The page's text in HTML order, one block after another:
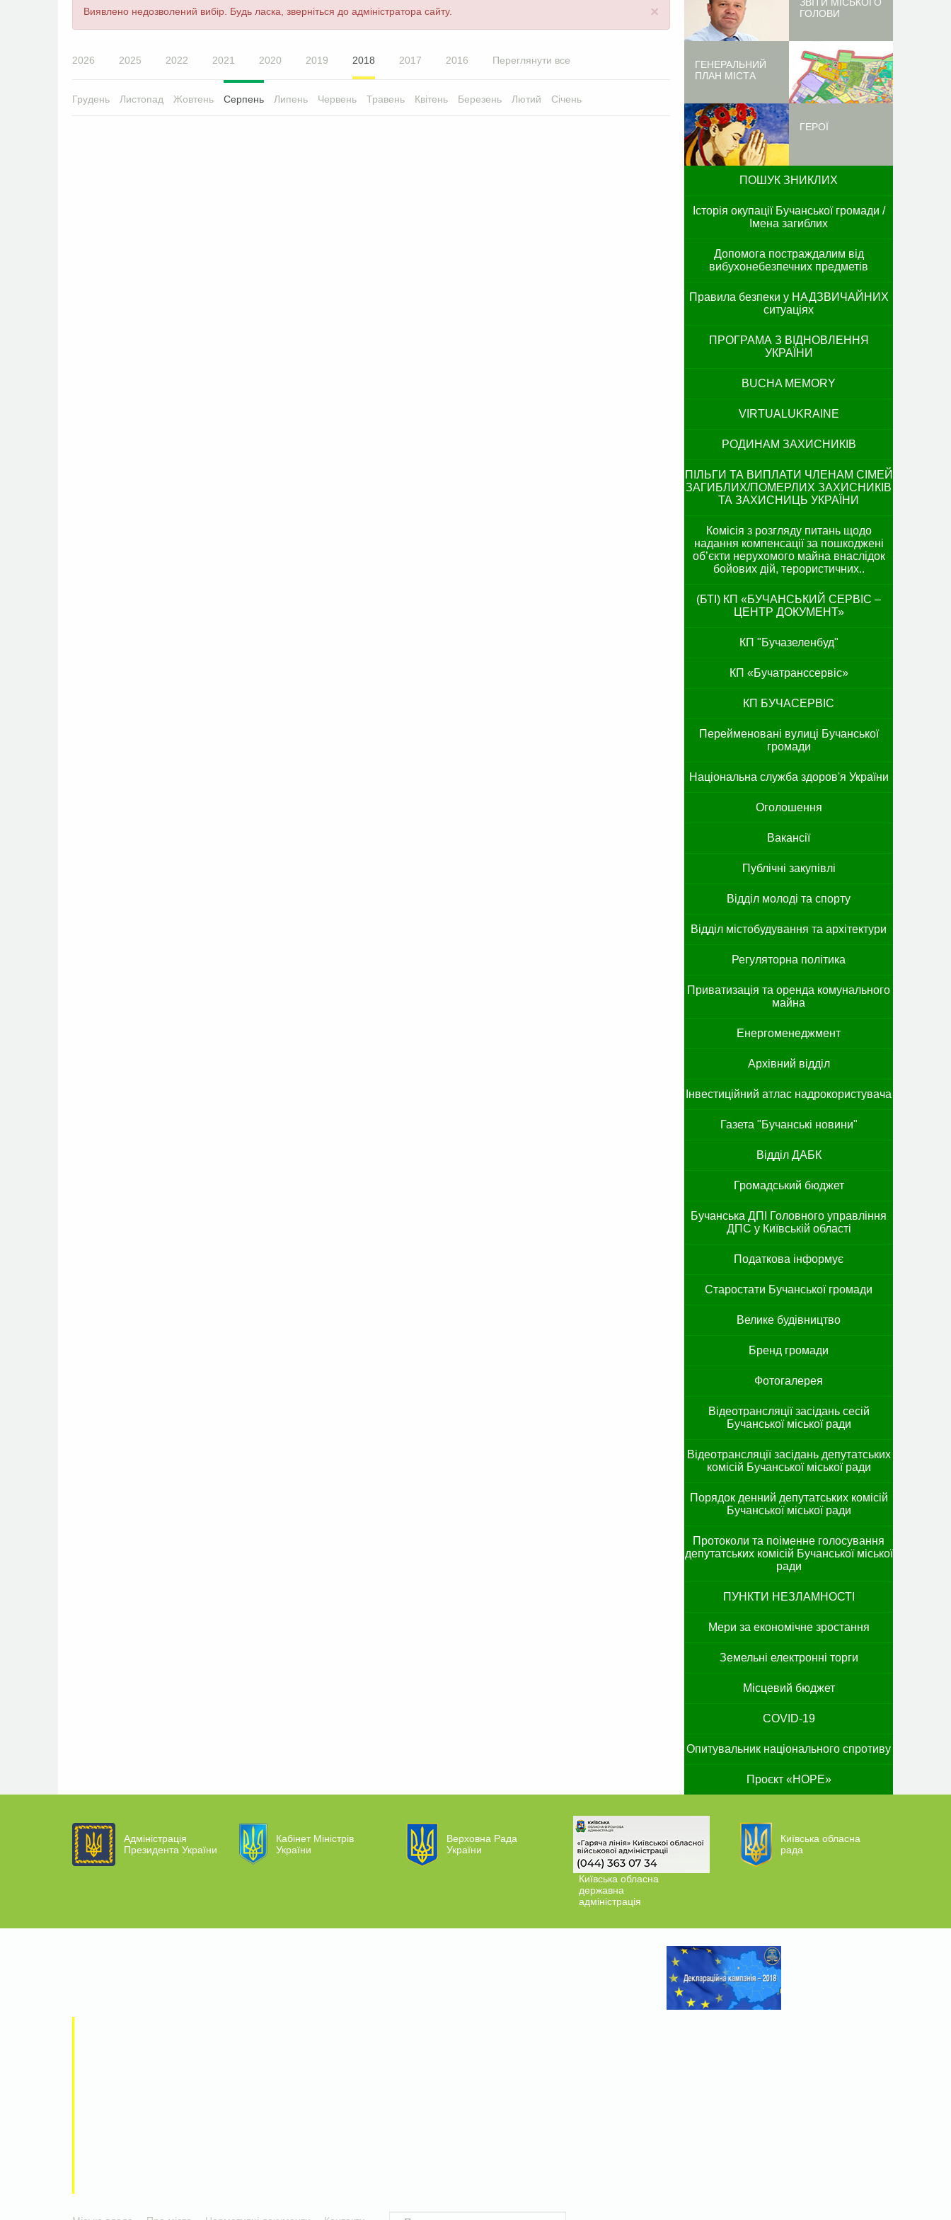
×
Повідомлення
Виявлено недозволений вибір. Будь ласка, зверніться до адміністратора сайту.
2026 2025 2022 2021 2020 2019 2018 2017 2016 Переглянути все
Грудень Листопад Жовтень Серпень Липень Червень Травень Квітень Березень Лютий Січень
ГОЛОВИ
ГЕНЕРАЛЬНИЙ
ПЛАН МІСТА
ГЕРОЇ
ПОШУК ЗНИКЛИХ
Історія окупації Бучанської громади /
Імена загиблих
Допомога постраждалим від
вибухонебезпечних предметів
Правила безпеки у НАДЗВИЧАЙНИХ
ситуаціях
ПРОГРАМА З ВІДНОВЛЕННЯ
УКРАЇНИ
BUCHA MEMORY
VIRTUALUKRAINE
РОДИНАМ ЗАХИСНИКІВ
ПІЛЬГИ ТА ВИПЛАТИ ЧЛЕНАМ СІМЕЙ
ЗАГИБЛИХ/ПОМЕРЛИХ ЗАХИСНИКІВ
ТА ЗАХИСНИЦЬ УКРАЇНИ
Комісія з розгляду питань щодо
надання компенсації за пошкоджені
об’єкти нерухомого майна внаслідок
бойових дій, терористичних..
(БТІ) КП «БУЧАНСЬКИЙ СЕРВІС –
ЦЕНТР ДОКУМЕНТ»
КП "Бучазеленбуд"
КП «Бучатранссервіс»
КП БУЧАСЕРВІС
Перейменовані вулиці Бучанської
громади
Національна служба здоров'я України
Оголошення
Вакансії
Публічні закупівлі
Відділ молоді та спорту
Відділ містобудування та архітектури
Регуляторна політика
Приватизація та оренда комунального
майна
Енергоменеджмент
Архівний відділ
Інвестиційний атлас надрокористувача
Газета "Бучанські новини"
Відділ ДАБК
Громадський бюджет
Бучанська ДПІ Головного управління
ДПС у Київській області
Податкова інформує
Старостати Бучанської громади
Велике будівництво
Бренд громади
Фотогалерея
Відеотрансляції засідань сесій
Бучанської міської ради
Відеотрансляції засідань депутатських
комісій Бучанської міської ради
Порядок денний депутатських комісій
Бучанської міської ради
Протоколи та поіменне голосування
депутатських комісій Бучанської міської
ради
ПУНКТИ НЕЗЛАМНОСТІ
Мери за економічне зростання
Земельні електронні торги
Місцевий бюджет
COVID-19
Опитувальник національного спротиву
Проєкт «HOPE»
Адміністрація
Президента України
Кабінет Міністрів
України
Верховна Рада
України
Київська обласна
державна
адміністрація
Київська обласна
рада